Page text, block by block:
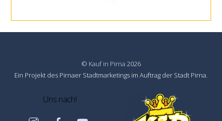
© Kauf in Pirna 2026
Ein Projekt des Pirnaer Stadtmarketings im Auftrag der Stadt Pirna.
Uns nach!
Instagram